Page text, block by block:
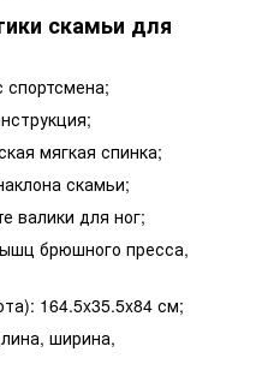
скамьи для
спортсмена;
мягкая спинка;
скамьи;
валики для ног;
брюшного пресса,
164.5x35.5x84 см;
ширина,